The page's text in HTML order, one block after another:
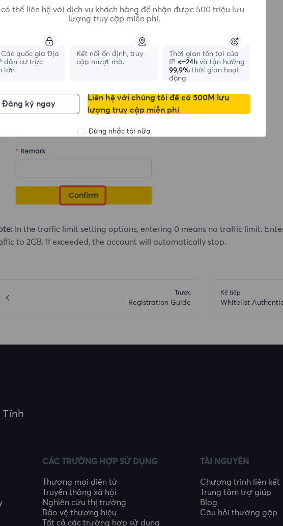
In the traffic limit setting options, entering 0 means no traffic limit.
to 2GB. If exceeded, the account will automatically stop.
Trước
Registration Guide
Kế tiếp
Whitelist
Tĩnh
CÁC TRƯỜNG HỢP SỬ DỤNG
Thương mại điện tử
Truyền thông xã hội
Nghiên cứu thị trường
Bảo vệ thương hiệu
Tất cả các trường hợp sử dụng
TÀI NGUYÊN
Chương trình liên kết
Trung tâm trợ giúp
Blog
Câu hỏi thường gặp
có thể liên hệ với dịch vụ khách hàng để nhận được 500 triệu lưu
lượng truy cập miễn phí.
Các quốc gia Địa
dân cư trực
lớn
Kết nối ổn định, truy
cập mượt mà.
Thời gian tồn tại của
IP <=24h và tận hưởng
99,9% thời gian hoạt
động
Đăng ký ngay
Liên hệ với chúng tôi để có 500M lưu
lượng truy cập miễn phí
Đừng nhắc tôi nữa